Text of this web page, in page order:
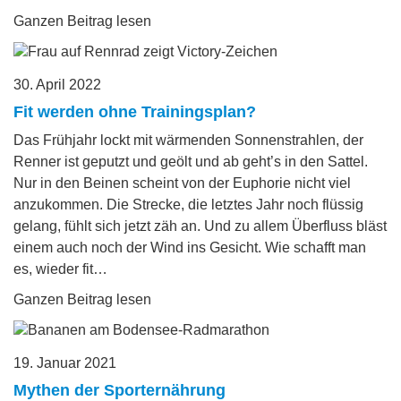
Ganzen Beitrag lesen
30. April 2022
Fit werden ohne Trainingsplan?
Das Frühjahr lockt mit wärmenden Sonnenstrahlen, der
Renner ist geputzt und geölt und ab geht’s in den Sattel.
Nur in den Beinen scheint von der Euphorie nicht viel
anzukommen. Die Strecke, die letztes Jahr noch flüssig
gelang, fühlt sich jetzt zäh an. Und zu allem Überfluss bläst
einem auch noch der Wind ins Gesicht. Wie schafft man
es, wieder fit…
Ganzen Beitrag lesen
19. Januar 2021
Mythen der Sporternährung